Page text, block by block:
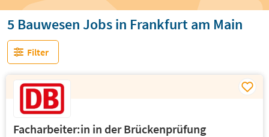
5 Bauwesen Jobs in Frankfurt am Main
Filter
Facharbeiter:in in der Brückenprüfung